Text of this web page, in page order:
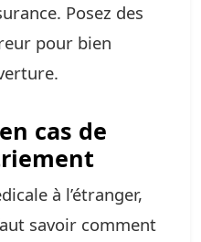
Posez des
pour bien
cas de
à l’étranger,
savoir comment